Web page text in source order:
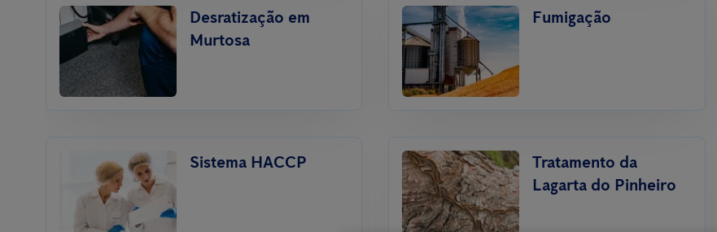
Desratização em
Murtosa
Fumigação
Sistema HACCP
Tratamento da
Lagarta do Pinheiro